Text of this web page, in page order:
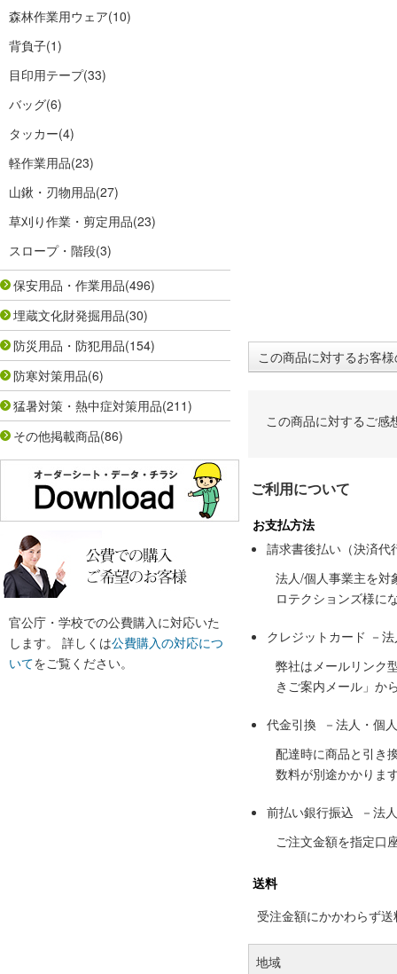
森林作業用ウェア(10)
背負子(1)
目印用テープ(33)
バッグ(6)
タッカー(4)
軽作業用品(23)
山鍬・刃物用品(27)
草刈り作業・剪定用品(23)
スロープ・階段(3)
保安用品・作業用品(496)
埋蔵文化財発掘用品(30)
防災用品・防犯用品(154)
防寒対策用品(6)
猛暑対策・熱中症対策用品(211)
その他掲載商品(86)
官公庁・学校での公費購入に対応いた
します。 詳しくは公費購入の対応につ
いてをご覧ください。
この商品に対するお客
この商品に対するご感
ご利用について
お支払方法
請求書後払い（決済代
法人/個人事業主を対
ロテクションズ様に
クレジットカード －
弊社はメールリンク
きご案内メール」か
代金引換 －法人・個
配達時に商品と引き
数料が別途かかりま
前払い銀行振込 －法
ご注文金額を指定口
送料
受注金額にかかわらず
地域